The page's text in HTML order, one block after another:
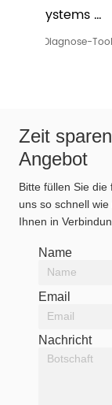
M601
Fortschrittliche
Zeit
Angebot
Bitte füllen Sie
uns so schnell
Ihnen in
Name
Email
Nachricht